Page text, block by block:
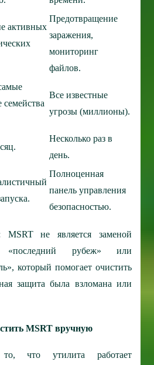
активных
Предотвращение
заражения,
мониторинг
файлов.
семейства
Все известные
угрозы (миллионы).
Несколько раз в
день.
Полноценная
панель управления
безопасностью.
не является заменой
«последний рубеж» или
который помогает очистить
защита была взломана или
MSRT вручную
что утилита работает